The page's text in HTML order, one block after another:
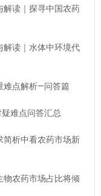
解读｜探寻中国农药
解读｜水体中环境代
难点解析—问答篇
难点问答汇总
简析中看农药市场新
物农药市场占比将倾